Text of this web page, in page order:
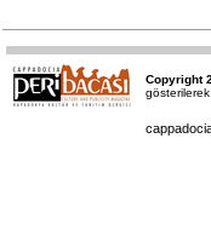
Copyright
gösterilerek